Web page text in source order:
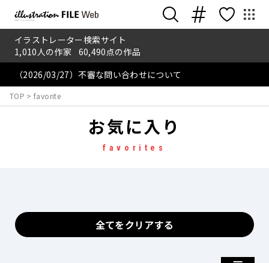
イラストレーター検索サイト
1,010人の作家 60,490点の作品
（2026/03/27）不審な問い合わせについて
TOP >favorite
お気に入り
favorites
全てをクリアする